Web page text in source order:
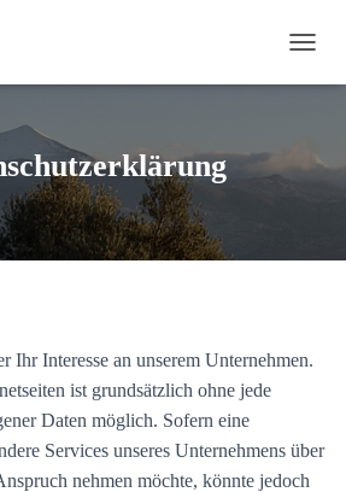
A
A
C
T
E
Ihr Interesse an unserem Unternehmen.
ist grundsätzlich ohne jede
Daten möglich. Sofern eine
Services unseres Unternehmens über
nehmen möchte, könnte jedoch